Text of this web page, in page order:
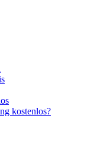
kostenlos?